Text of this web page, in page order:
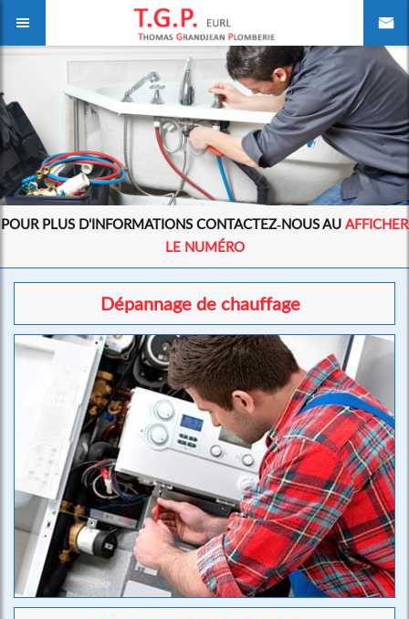
POUR PLUS D'INFORMATIONS CONTACTEZ-NOUS AU AFFICHER
LE NUMÉRO
Dépannage de chauffage